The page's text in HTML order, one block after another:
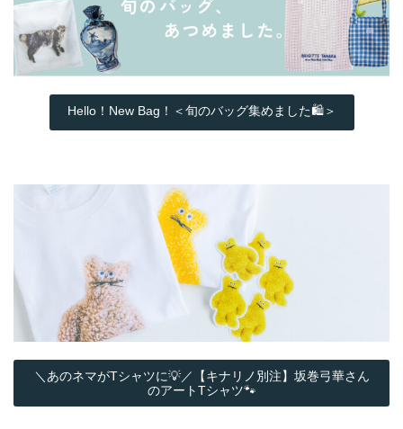
Hello！New Bag！＜旬のバッグ集めました🛍️＞
＼あのネマがTシャツに💡／【キナリノ別注】坂巻弓華さん
のアートTシャツ🐾